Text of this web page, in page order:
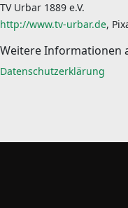
TV Urbar 1889 e.V.
http://www.tv-urbar.de,
Weitere Informationen
Datenschutzerklärung